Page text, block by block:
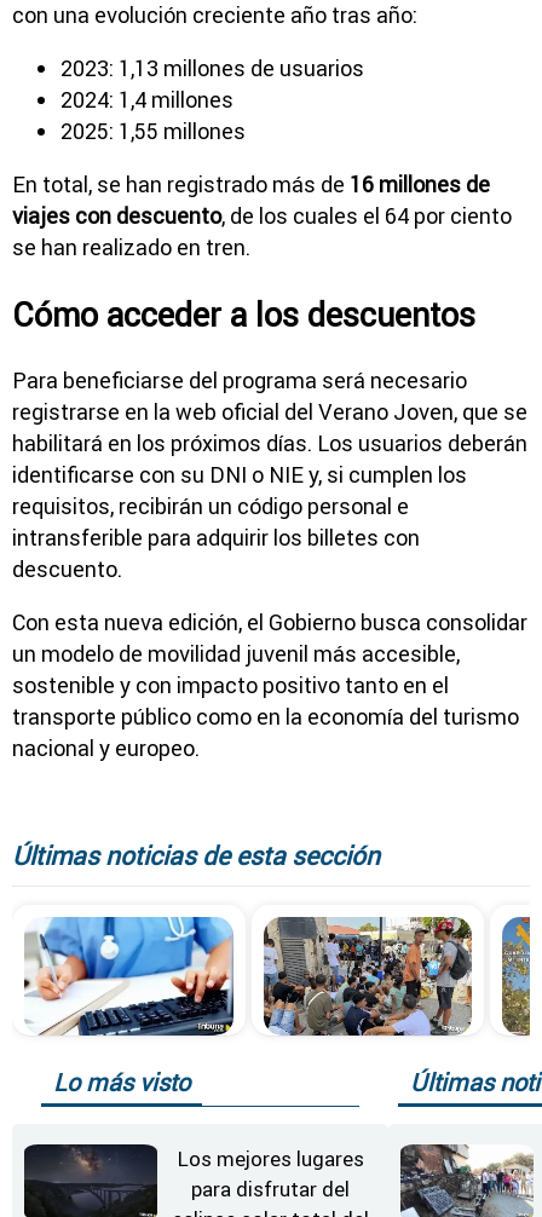
con una evolución creciente año tras año:
2023: 1,13 millones de usuarios
2024: 1,4 millones
2025: 1,55 millones
En total, se han registrado más de 16 millones de
viajes con descuento, de los cuales el 64 por ciento
se han realizado en tren.
Cómo acceder a los descuentos
Para beneficiarse del programa será necesario
registrarse en la web oficial del Verano Joven, que se
habilitará en los próximos días. Los usuarios deberán
identificarse con su DNI o NIE y, si cumplen los
requisitos, recibirán un código personal e
intransferible para adquirir los billetes con
descuento.
Con esta nueva edición, el Gobierno busca consolidar
un modelo de movilidad juvenil más accesible,
sostenible y con impacto positivo tanto en el
transporte público como en la economía del turismo
nacional y europeo.
Últimas noticias de esta sección
Lo más visto
Los mejores lugares
para disfrutar del
Últimas